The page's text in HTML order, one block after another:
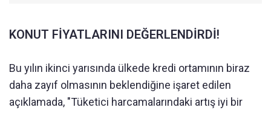
KONUT FİYATLARINI DEĞERLENDİRDİ!
Bu yılın ikinci yarısında ülkede kredi ortamının biraz
daha zayıf olmasının beklendiğine işaret edilen
açıklamada, "Tüketici harcamalarındaki artış iyi bir